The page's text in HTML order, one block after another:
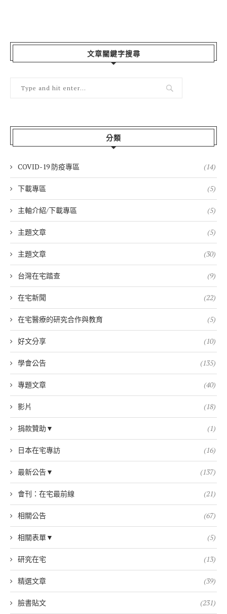
文章關鍵字搜尋
分類
COVID-19 防疫專區 (14)
下載專區 (5)
主軸介紹/下載專區 (5)
主題文章 (5)
主題文章 (30)
台灣在宅踏查 (9)
在宅新聞 (22)
在宅醫療的研究合作與教育 (5)
好文分享 (10)
學會公告 (135)
專題文章 (40)
影片 (18)
捐款贊助▼ (1)
日本在宅專訪 (16)
最新公告▼ (137)
會刊：在宅最前線 (21)
相關公告 (67)
相關表單▼ (5)
研究在宅 (13)
精選文章 (39)
臉書貼文 (231)